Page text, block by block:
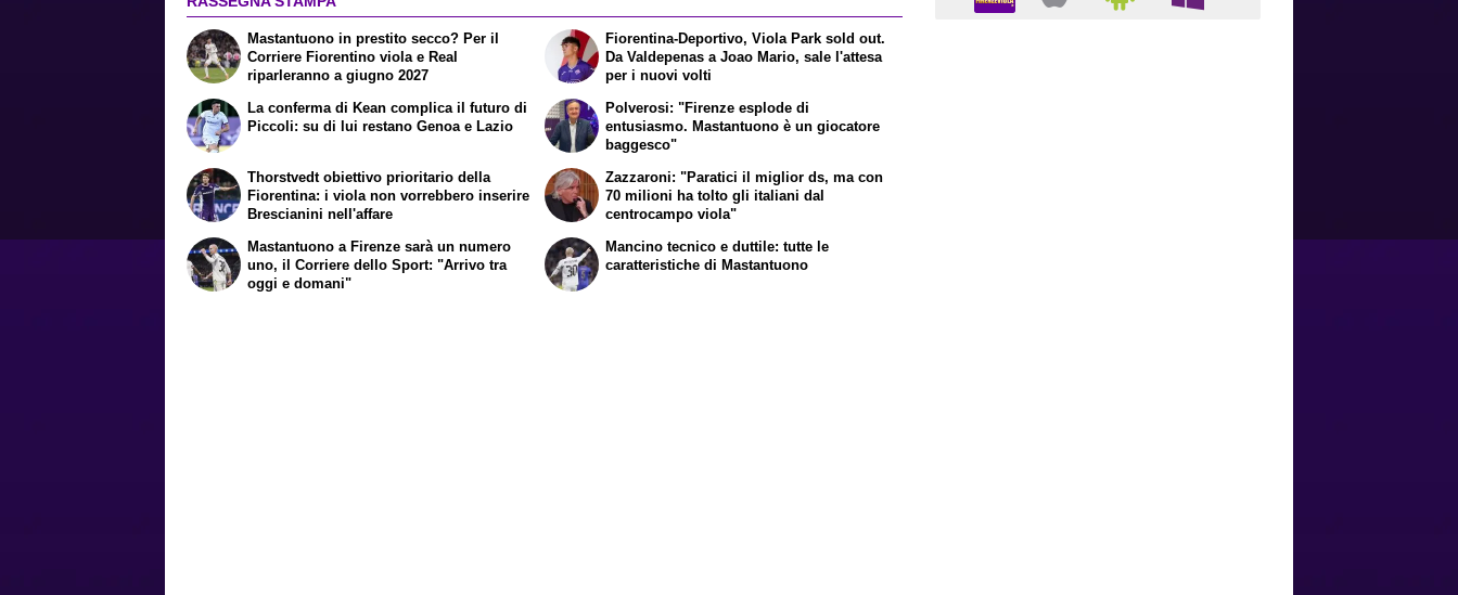
Mastantuono in prestito secco? Per il
Corriere Fiorentino viola e Real
riparleranno a giugno 2027
La conferma di Kean complica il futuro di
Piccoli: su di lui restano Genoa e Lazio
Fiorentina-Deportivo, Viola Park sold out.
Da Valdepenas a Joao Mario, sale l'attesa
per i nuovi volti
Polverosi: "Firenze esplode di
entusiasmo. Mastantuono è un giocatore
baggesco"
Thorstvedt obiettivo prioritario della
Fiorentina: i viola non vorrebbero inserire
Brescianini nell'affare
Mastantuono a Firenze sarà un numero
uno, il Corriere dello Sport: "Arrivo tra
oggi e domani"
Zazzaroni: "Paratici il miglior ds, ma con
70 milioni ha tolto gli italiani dal
centrocampo viola"
Mancino tecnico e duttile: tutte le
caratteristiche di Mastantuono